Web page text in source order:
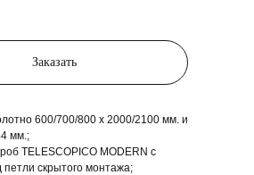
Заказать
600/700/800 x 2000/2100 мм. и
мм.;
TELESCOPICO MODERN с
петли скрытого монтажа;